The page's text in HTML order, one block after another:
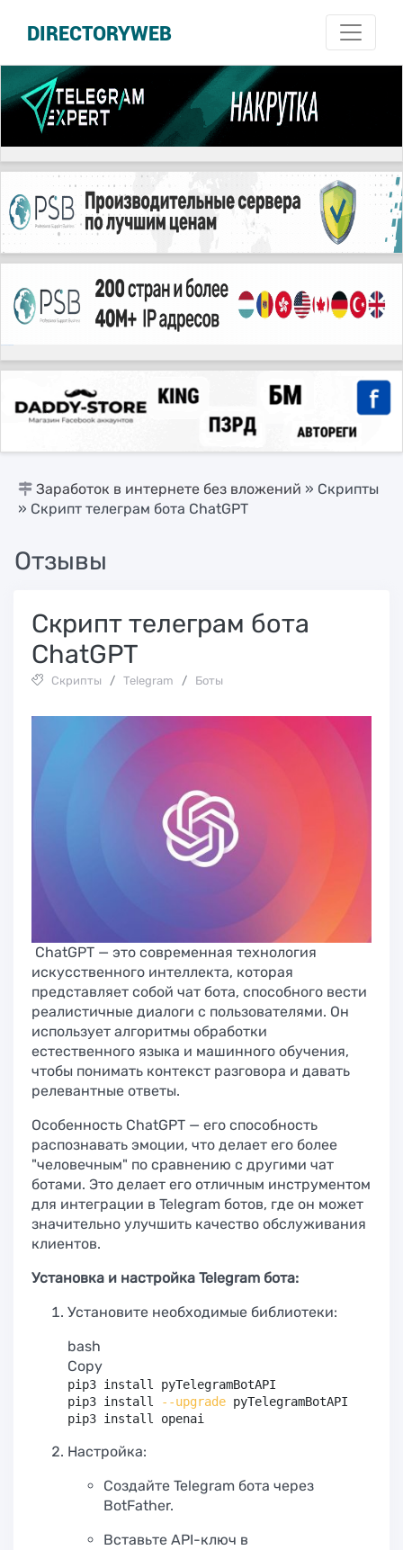
DIRECTORYWEB
Заработок в интернете без вложений » Скрипты
» Скрипт телеграм бота ChatGPT
Отзывы
Скрипт телеграм бота
ChatGPT
Скрипты / Telegram / Боты
ChatGPT — это современная технология
искусственного интеллекта, которая
представляет собой чат бота, способного вести
реалистичные диалоги с пользователями. Он
использует алгоритмы обработки
естественного языка и машинного обучения,
чтобы понимать контекст разговора и давать
релевантные ответы.
Особенность ChatGPT — его способность
распознавать эмоции, что делает его более
"человечным" по сравнению с другими чат
ботами. Это делает его отличным инструментом
для интеграции в Telegram ботов, где он может
значительно улучшить качество обслуживания
клиентов.
Установка и настройка Telegram бота:
Установите необходимые библиотеки:
bash
Copy
pip3 install
pyTelegramBotAPI
pip3 install --upgrade pyTelegramBotAPI
pip3 install openai
Настройка:
Создайте Telegram бота через
BotFather.
Вставьте API-ключ в